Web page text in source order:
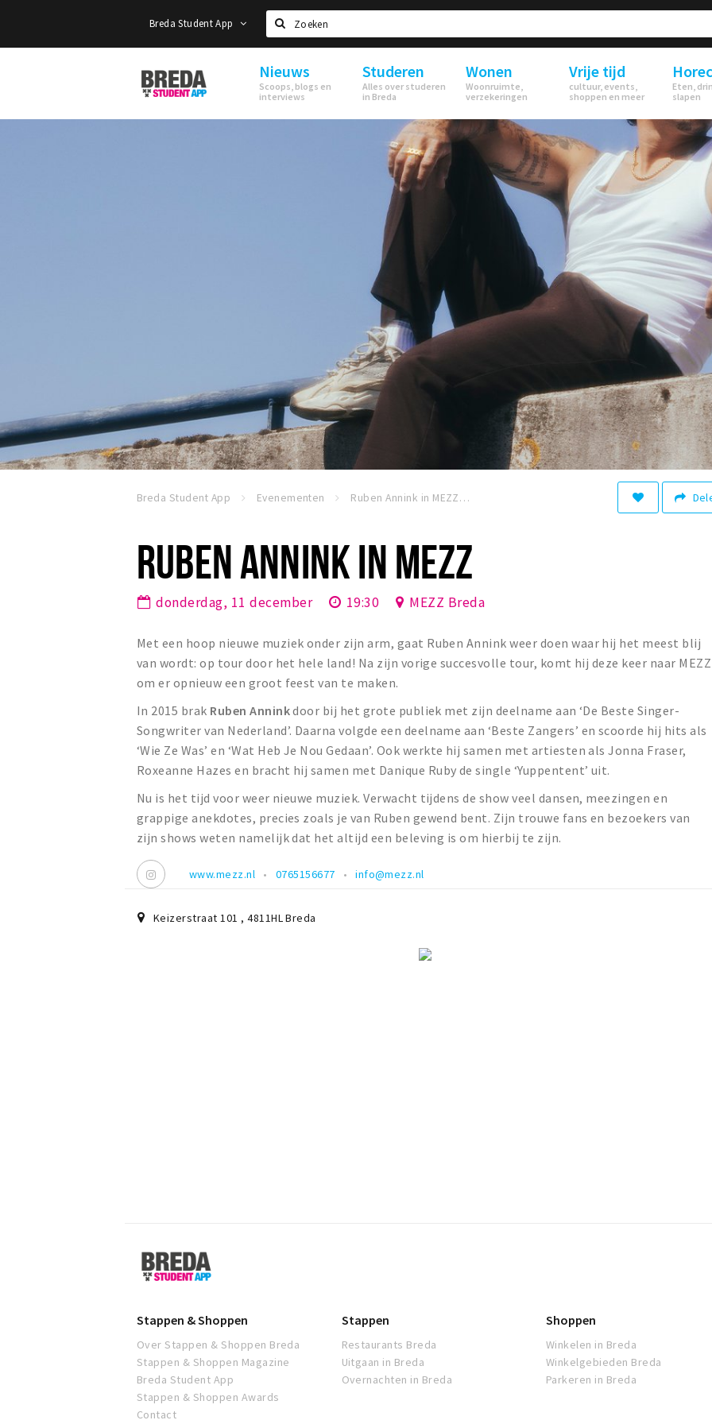
Breda Student App
Zoeken
Breda
Student
Nieuws
Scoops, blogs en
interviews
Studeren
Alles over studeren
in Breda
Wonen
Woonruimte,
verzekeringen
Vrije tijd
cultuur, events,
shoppen en meer
Eten,
slapen
Breda Student App Evenementen Ruben Annink in MEZZ
RUBEN ANNINK IN MEZZ
donderdag, 11 december 19:30 MEZZ Breda
Met een hoop nieuwe muziek onder zijn arm, gaat Ruben Annink weer doen waar hij het meest blij
van wordt: op tour door het hele land! Na zijn vorige succesvolle tour, komt hij deze keer naar MEZZ
om er opnieuw een groot feest van te maken.
In 2015 brak Ruben Anninkdoor bij het grote publiek met zijn deelname aan ‘De Beste Singer-
Songwriter van Nederland’. Daarna volgde een deelname aan ‘Beste Zangers’ en scoorde hij hits als
‘Wie Ze Was’ en ‘Wat Heb Je Nou Gedaan’. Ook werkte hij samen met artiesten als Jonna Fraser,
Roxeanne Hazes en bracht hij samen met Danique Ruby de single ‘Yuppentent’ uit.
Nu is het tijd voor weer nieuwe muziek. Verwacht tijdens de show veel dansen, meezingen en
grappige anekdotes, precies zoals je van Ruben gewend bent. Zijn trouwe fans en bezoekers van
zijn shows weten namelijk dat het altijd een beleving is om hierbij te zijn.
www.mezz.nl 0765156677 info@mezz.nl
Keizerstraat 101 ,4811HLBreda
Breda
Student
App
Stappen & Shoppen
Over Stappen & Shoppen Breda
Stappen & Shoppen Magazine
Breda Student App
Stappen & Shoppen Awards
Contact
Stappen
Restaurants Breda
Uitgaan in Breda
Overnachten in Breda
Shoppen
Winkelen in Breda
Winkelgebieden Breda
Parkeren in Breda